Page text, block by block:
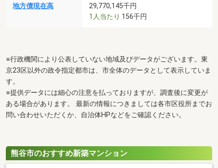
地方債現在高
29,770,145千円
1人当たり 156千円
※行政機関により公表していない地域及びデータがございます。東
京23区以外の政令指定都市は、市全体のデータとして表示していま
す。
※提供データには細心の注意を払っておりますが、調査後に変更が
ある場合があります。 最新の情報につきましては各市区役所までお
問い合わせいただくか、自治体HPなどをご確認ください。
熊谷市のおすすめ新築マンション